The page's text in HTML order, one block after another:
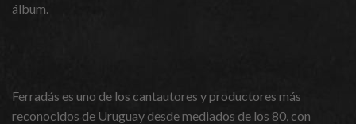
álbum.
Ferradás es uno de los cantautores y productores más
reconocidos de Uruguay desde mediados de los 80, con